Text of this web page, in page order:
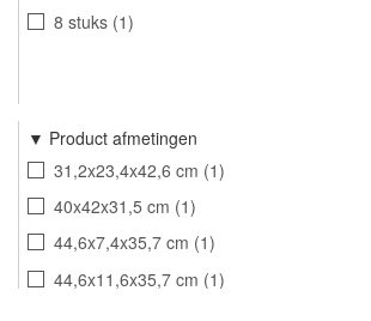
8 stuks 1
Product afmetingen
31,2x23,4x42,6 cm 1
40x42x31,5 cm 1
44,6x7,4x35,7 cm 1
44,6x11,6x35,7 cm 1